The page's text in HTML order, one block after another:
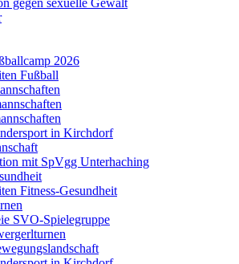
gegen sexuelle Gewalt
2026
Fußball
in Kirchdorf
mit SpVgg Unterhaching
Fitness-Gesundheit
SVO-Spielegruppe